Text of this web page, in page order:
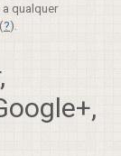
qualquer
(?).